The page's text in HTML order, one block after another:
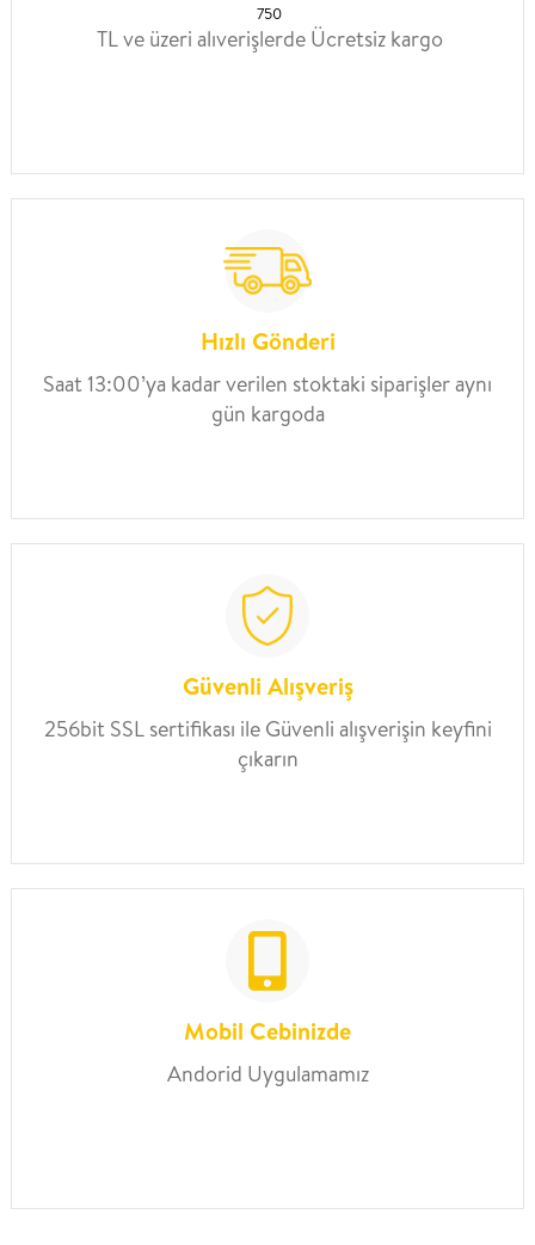
750
TL ve üzeri alıverişlerde Ücretsiz kargo
Hızlı Gönderi
Saat 13:00’ya kadar verilen stoktaki siparişler aynı
gün kargoda
Güvenli Alışveriş
256bit SSL sertifikası ile Güvenli alışverişin keyfini
çıkarın
Mobil Cebinizde
Andorid Uygulamamız